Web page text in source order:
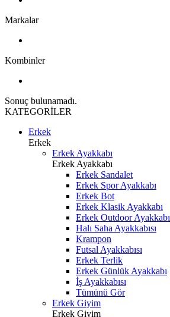
Markalar
Kombinler
Sonuç bulunamadı.
KATEGORİLER
Erkek
Erkek
Erkek Ayakkabı
Erkek Ayakkabı
Erkek Sandalet
Erkek Spor Ayakkabı
Erkek Bot
Erkek Klasik Ayakkabı
Erkek Outdoor Ayakkabı
Halı Saha Ayakkabısı
Krampon
Futsal Ayakkabısı
Erkek Terlik
Erkek Günlük Ayakkabı
İş Ayakkabısı
Tümünü Gör
Erkek Giyim
Erkek Giyim